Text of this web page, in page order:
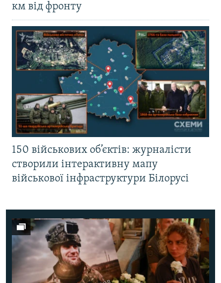
км від фронту
150 військових об’єктів: журналісти
створили інтерактивну мапу
військової інфраструктури Білорусі